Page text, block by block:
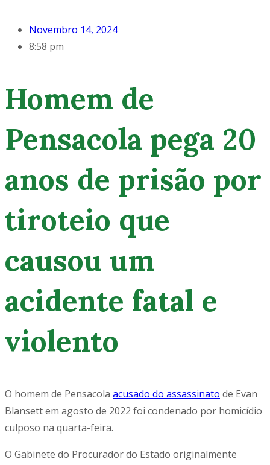
Novembro 14, 2024
8:58 pm
Homem de
Pensacola pega 20
anos de prisão por
tiroteio que
causou um
acidente fatal e
violento
O homem de Pensacola acusado do assassinato de Evan
Blansett em agosto de 2022 foi condenado por homicídio
culposo na quarta-feira.
O Gabinete do Procurador do Estado originalmente